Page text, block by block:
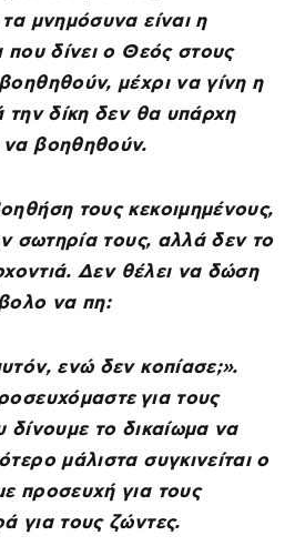
μνημόσυνα είναι η
που δίνει ο Θεός στους
μέχρι να γίνη η
την δίκη δεν θα υπάρχη
να βοηθηθούν.
τους κεκοιμημένους,
σωτηρία τους, αλλά δεν το
Δεν θέλει να δώση
να πη:
ενώ δεν κοπίασε;».
για τους
δίνουμε το δικαίωμα να
μάλιστα συγκινείται ο
προσευχή για τους
για τους ζώντες.